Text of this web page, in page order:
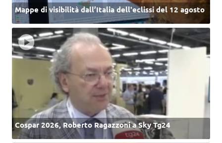
Mappe di visibilità dall’Italia dell'eclissi del 12 agosto
Cospar 2026, Roberto Ragazzoni a Sky Tg24